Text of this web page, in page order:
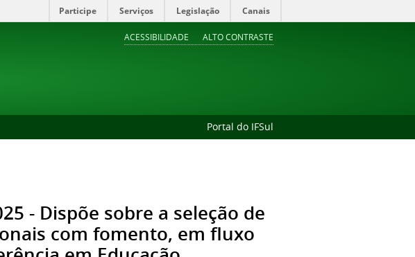
Participe Serviços Legislação Canais
ACESSIBILIDADE ALTO CONTRASTE
Portal do IFSul
- Dispõe sobre a seleção de
com fomento, em fluxo